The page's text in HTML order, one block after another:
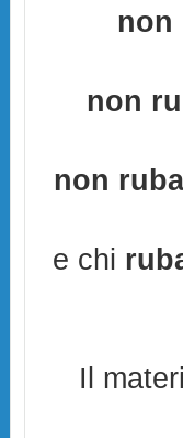
non
non
non
e chi
Il